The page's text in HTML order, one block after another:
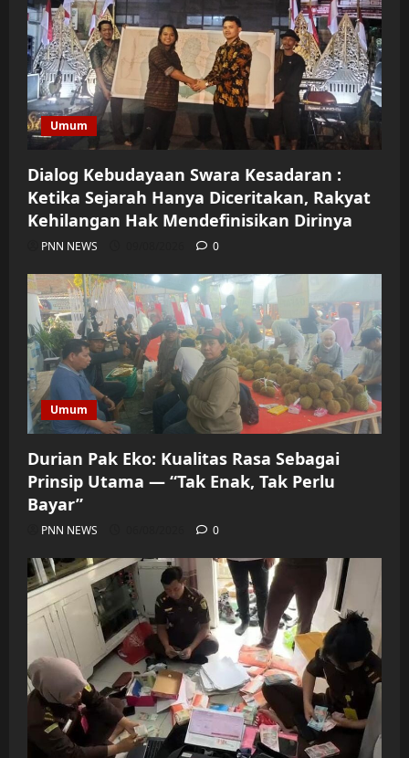
Umum
Dialog Kebudayaan Swara Kesadaran :
Ketika Sejarah Hanya Diceritakan, Rakyat
Kehilangan Hak Mendefinisikan Dirinya
PNN NEWS 0
Umum
Durian Pak Eko: Kualitas Rasa Sebagai
Prinsip Utama — “Tak Enak, Tak Perlu
Bayar”
PNN NEWS 0